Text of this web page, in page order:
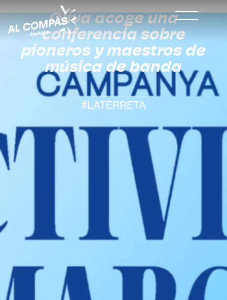
Oliva acoge una
conferencia sobre
pioneros y maestros de
música de banda
#LATERRETA